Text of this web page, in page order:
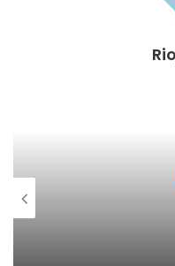
https://twitter.com/